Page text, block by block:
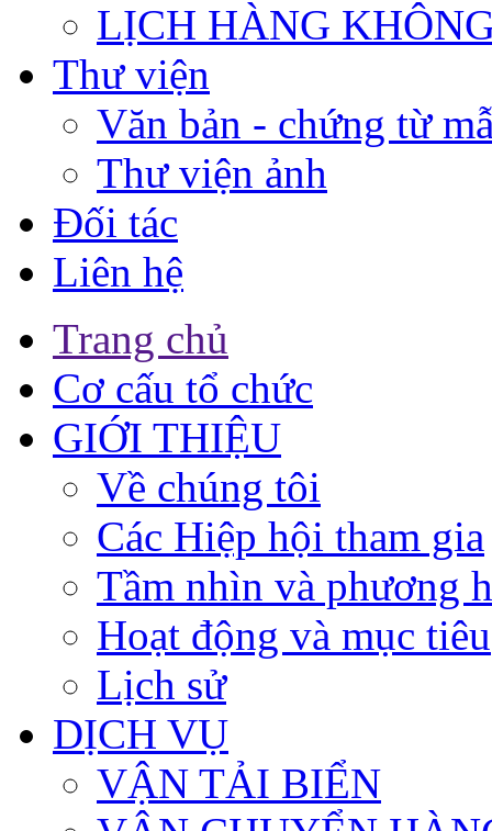
LỊCH HÀNG
Thư viện
Văn bản - chứng từ
Thư viện ảnh
Đối tác
Liên hệ
Trang chủ
Cơ cấu tổ chức
GIỚI THIỆU
Về chúng tôi
Các Hiệp hội tham gia
Tầm nhìn và phương
Hoạt động và mục tiêu
Lịch sử
DỊCH VỤ
VẬN TẢI BIỂN